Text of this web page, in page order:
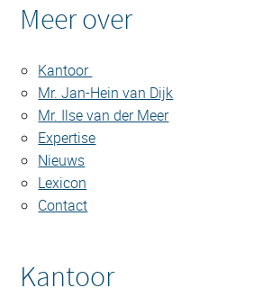
Meer over
Kantoor
Mr. Jan-Hein van Dijk
Mr. Ilse van der Meer
Expertise
Nieuws
Lexicon
Contact